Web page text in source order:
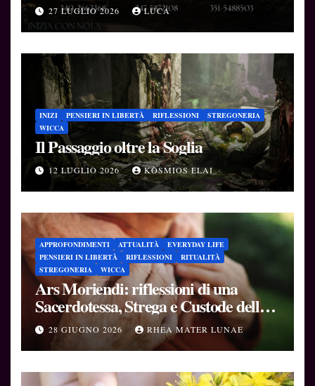
27 LUGLIO 2026 LUCA
INIZI PENSIERI IN LIBERTÀ RIFLESSIONI
STREGONERIA
WICCA
Il Passaggio oltre la Soglia
12 LUGLIO 2026 KÒSMIOS ELAI
APPROFONDIMENTI ATTUALITÀ
EVERYDAY LIFE
PENSIERI IN LIBERTÀ
RIFLESSIONI
RITUALITÀ
STREGONERIA
WICCA
Ars Moriendi: riflessioni di una
Sacerdotessa, Strega e Custode delle
Soglie
28 GIUGNO 2026 RHEA MATER LUNAE